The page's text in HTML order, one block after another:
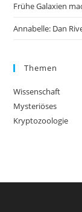
Frühe Galaxien
Annabelle: Dan
Themen
Wissenschaft
Mysteriöses
Kryptozoologie